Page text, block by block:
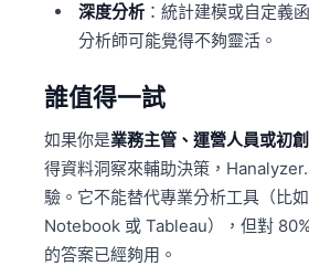
深度分析：統計建模或自定義
分析師可能覺得不夠靈活。
誰值得一試
如果你是業務主管、運營人員或初
得資料洞察來輔助決策，
驗。它不能替代專業分析工具（比
Notebook 或 Tableau），但對
的答案已經夠用。